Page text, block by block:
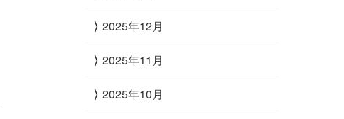
2025年12月
2025年11月
2025年10月